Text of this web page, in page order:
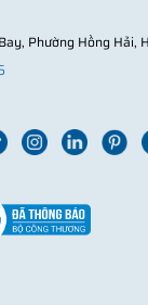
Phường Hồng Hải,